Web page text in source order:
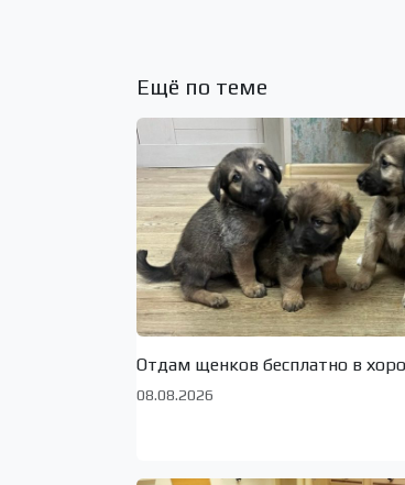
Ещё по теме
Отдам щенков бесплатно в
08.08.2026